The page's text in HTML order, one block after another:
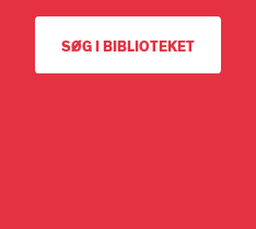
SØG I BIBLIOTEKET